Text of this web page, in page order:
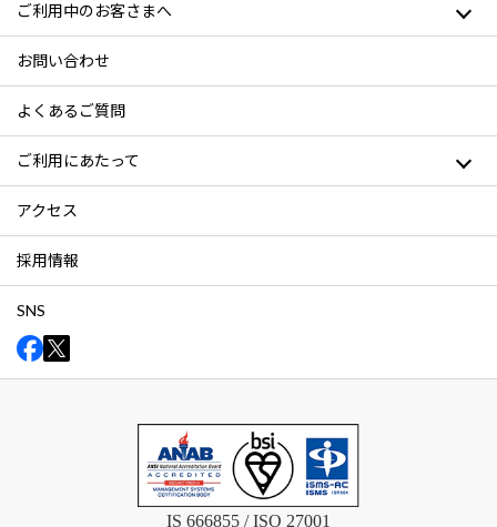
ご利用中のお客さまへ
お問い合わせ
よくあるご質問
ご利用にあたって
アクセス
採用情報
SNS
IS 666855 / ISO 27001